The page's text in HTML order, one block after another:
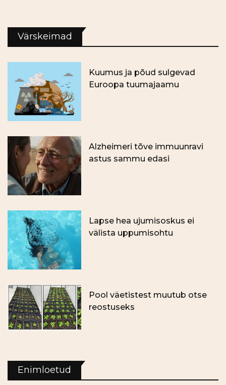
Värskeimad
Kuumus ja põud sulgevad
Euroopa tuumajaamu
Alzheimeri tõve immuunravi
astus sammu edasi
Lapse hea ujumisoskus ei
välista uppumisohtu
Pool väetistest muutub otse
reostuseks
Enimloetud